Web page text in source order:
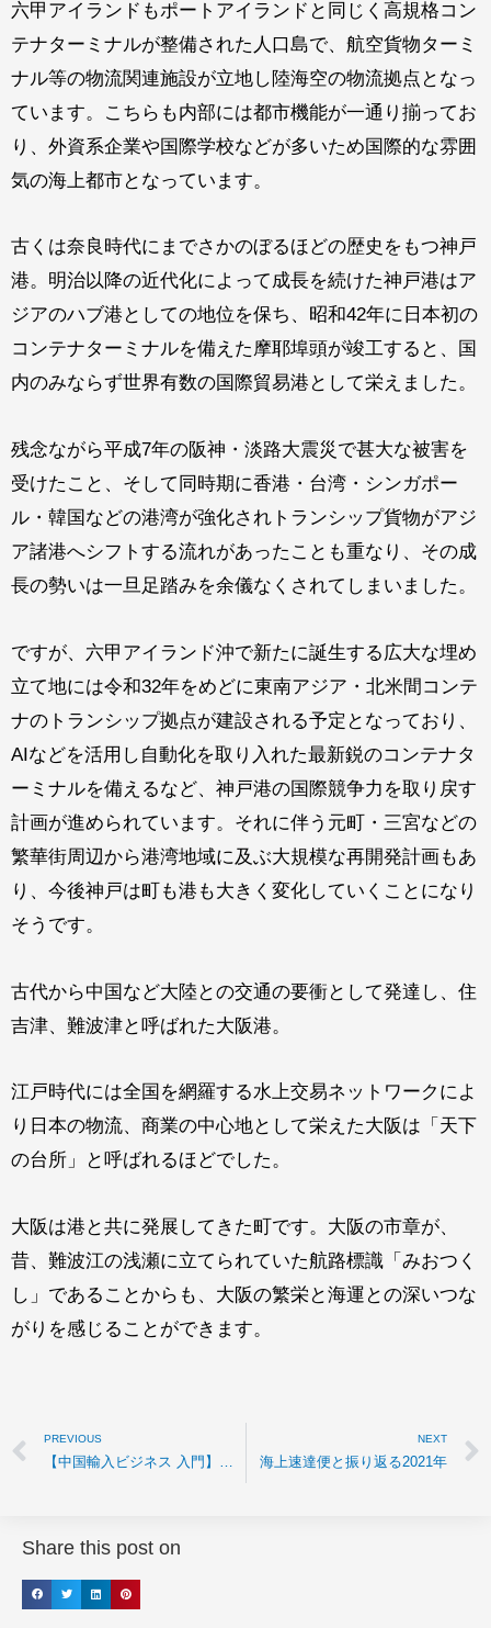
六甲アイランドもポートアイランドと同じく高規格コン
テナターミナルが整備された人口島で、航空貨物ターミ
ナル等の物流関連施設が立地し陸海空の物流拠点となっ
ています。こちらも内部には都市機能が一通り揃ってお
り、外資系企業や国際学校などが多いため国際的な雰囲
気の海上都市となっています。
古くは奈良時代にまでさかのぼるほどの歴史をもつ神戸
港。明治以降の近代化によって成長を続けた神戸港はア
ジアのハブ港としての地位を保ち、昭和42年に日本初の
コンテナターミナルを備えた摩耶埠頭が竣工すると、国
内のみならず世界有数の国際貿易港として栄えました。
残念ながら平成7年の阪神・淡路大震災で甚大な被害を
受けたこと、そして同時期に香港・台湾・シンガポー
ル・韓国などの港湾が強化されトランシップ貨物がアジ
ア諸港へシフトする流れがあったことも重なり、その成
長の勢いは一旦足踏みを余儀なくされてしまいました。
ですが、六甲アイランド沖で新たに誕生する広大な埋め
立て地には令和32年をめどに東南アジア・北米間コンテ
ナのトランシップ拠点が建設される予定となっており、
AIなどを活用し自動化を取り入れた最新鋭のコンテナタ
ーミナルを備えるなど、神戸港の国際競争力を取り戻す
計画が進められています。それに伴う元町・三宮などの
繁華街周辺から港湾地域に及ぶ大規模な再開発計画もあ
り、今後神戸は町も港も大きく変化していくことになり
そうです。
古代から中国など大陸との交通の要衝として発達し、住
吉津、難波津と呼ばれた大阪港。
江戸時代には全国を網羅する水上交易ネットワークによ
り日本の物流、商業の中心地として栄えた大阪は「天下
の台所」と呼ばれるほどでした。
大阪は港と共に発展してきた町です。大阪の市章が、
昔、難波江の浅瀬に立てられていた航路標識「みおつく
し」であることからも、大阪の繁栄と海運との深いつな
がりを感じることができます。
PREVIOUS
【中国輸入ビジネス 入門】日本の主要港紹介～大阪編～
NEXT
海上速達便と振り返る2021年
Share this post on